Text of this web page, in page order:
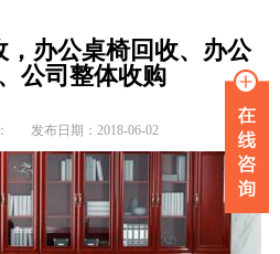
办公桌椅回收、办公
公司整体收购
发布日期：2018-06-02